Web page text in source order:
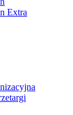
Extra